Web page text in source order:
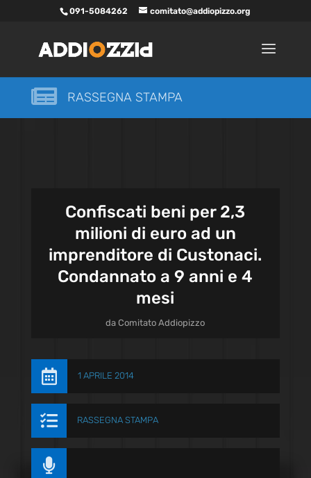
091-5084262 comitato@addiopizzo.org
 RASSEGNA STAMPA
Confiscati beni per 2,3
milioni di euro ad un
imprenditore di Custonaci.
Condannato a 9 anni e 4
mesi
daComitato Addiopizzo
 1 APRILE 2014
 RASSEGNA STAMPA
